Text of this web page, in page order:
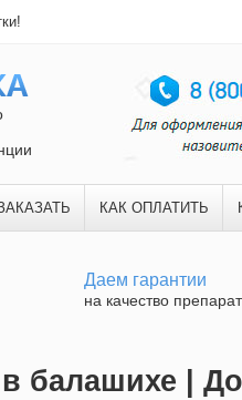
КАК ОПЛАТИТЬ
Даем гарантии
на качество
балашихе |